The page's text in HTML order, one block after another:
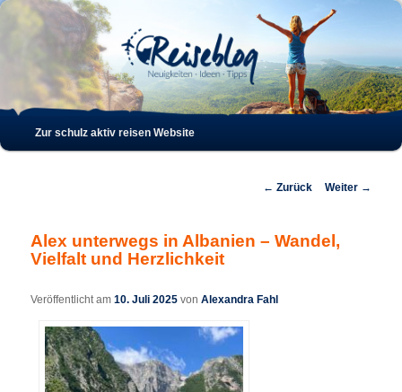
Hauptmenü
Zum
Zum
wechseln
Zur schulz aktiv reisen Website
Beitrags-
← Zurück Weiter →
Alex unterwegs in Albanien – Wandel,
Vielfalt und Herzlichkeit
Veröffentlicht am10. Juli 2025 vonAlexandra Fahl